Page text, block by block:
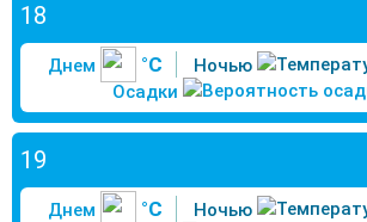
18
Днем °C Ночью
Осадки
19
Днем °C Ночью